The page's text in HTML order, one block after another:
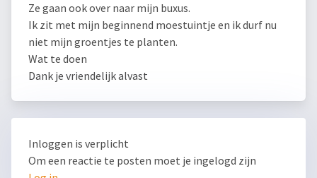
Ze gaan ook over naar mijn buxus.
Ik zit met mijn beginnend moestuintje en ik durf nu
niet mijn groentjes te planten.
Wat te doen
Dank je vriendelijk alvast
Inloggen is verplicht
Om een reactie te posten moet je ingelogd zijn